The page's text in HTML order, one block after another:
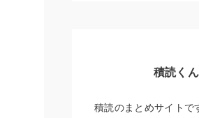
積読くん
積読のまとめサイトで